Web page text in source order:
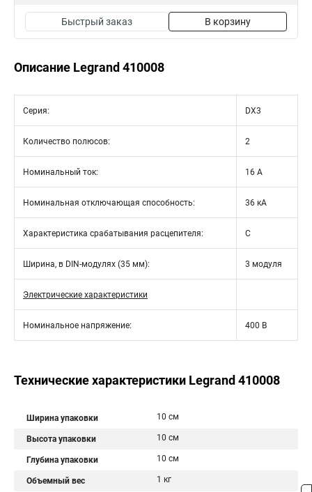
Быстрый заказ В корзину
Описание Legrand 410008
Серия: DX3
Количество полюсов: 2
Номинальный ток: 16 А
Номинальная отключающая способность: 36 кА
Характеристика срабатывания расцепителя: C
Ширина, в DIN-модулях (35 мм): 3 модуля
Электрические характеристики
Номинальное напряжение: 400 В
Технические характеристики Legrand 410008
Ширина упаковки 10 см
Высота упаковки 10 см
Глубина упаковки 10 см
Объемный вес 1 кг